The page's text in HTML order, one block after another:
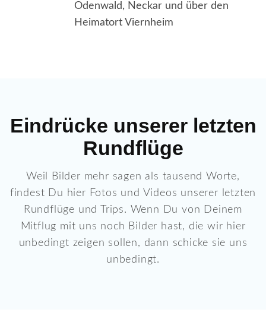
Odenwald, Neckar und über den
Heimatort Viernheim
Eindrücke unserer letzten
Rundflüge
Weil Bilder mehr sagen als tausend Worte,
findest Du hier Fotos und Videos unserer letzten
Rundflüge und Trips. Wenn Du von Deinem
Mitflug mit uns noch Bilder hast, die wir hier
unbedingt zeigen sollen, dann schicke sie uns
unbedingt.